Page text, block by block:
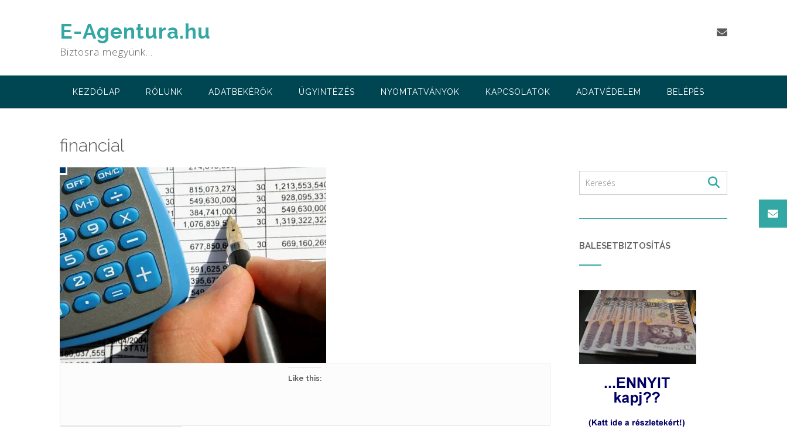
E-Agentura.hu
Biztosra megyünk…
KEZDŐLAP RÓLUNK ADATBEKÉRŐK ÜGYINTÉZÉS NYOMTATVÁNYOK KAPCSOLATOK ADATVÉDELEM BELÉPÉS
financial
Like this:
BALESETBIZTOSÍTÁS